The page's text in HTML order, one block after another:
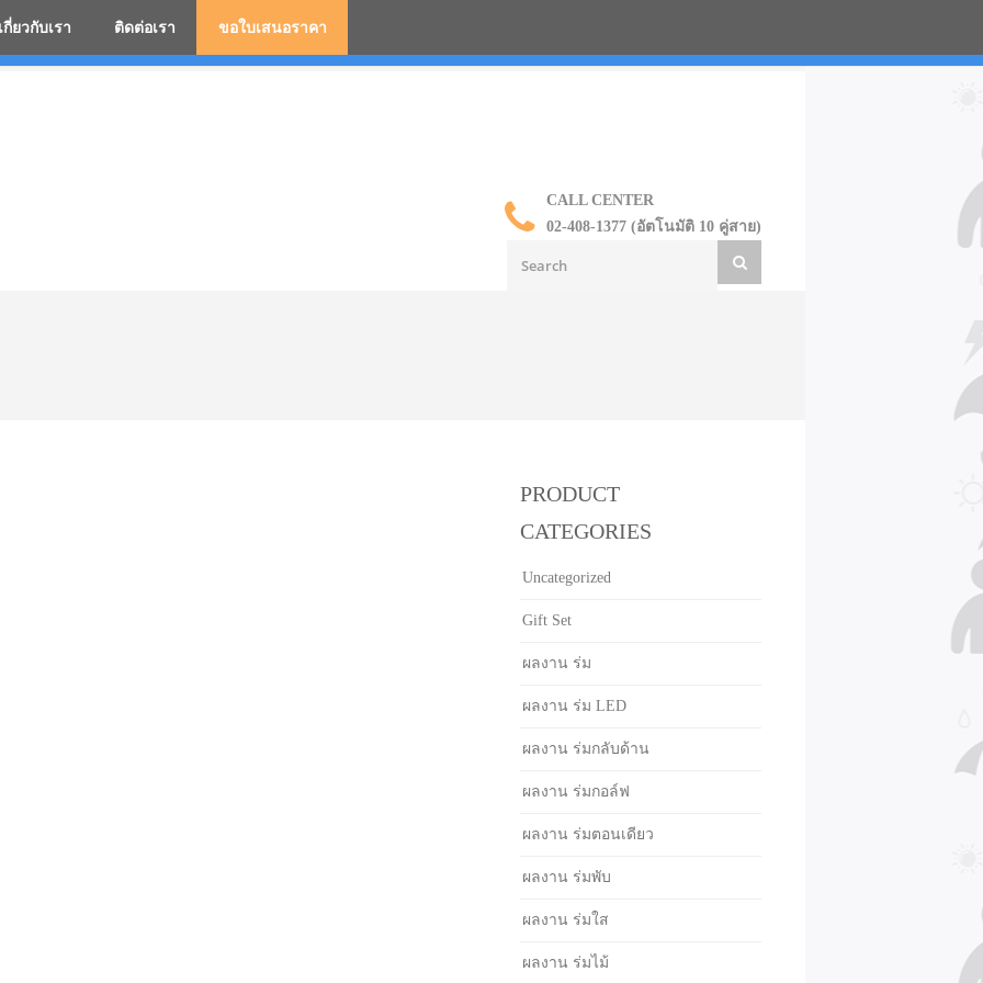
CALL CENTER
02-408-1377 (อัตโนมัติ 10 คู่สาย)
กี่ยวกับเรา ติดต่อเรา ขอใบเสนอราคา
PRODUCT
CATEGORIES
Uncategorized
Gift Set
ผลงาน ร่ม
ผลงาน ร่ม LED
ผลงาน ร่มกลับด้าน
ผลงาน ร่มกอล์ฟ
ผลงาน ร่มตอนเดียว
ผลงาน ร่มพับ
ผลงาน ร่มใส
ผลงาน ร่มไม้
สกรีนโลโก้ ร่มพรีเมี่ยม ร่มตอนเดียว ร่มกอล์ฟ ร่มกลับด้าน ราคาส่ง